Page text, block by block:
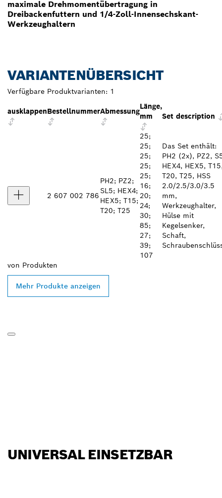
maximale Drehmomentübertragung in
Dreibackenfuttern und 1/4-Zoll-Innensechskant-
Werkzeughaltern
VARIANTENÜBERSICHT
Verfügbare Produktvarianten: 1
ausklappenBestellnummerAbmessung
Länge,
mm
Set description
2 607 002 786
PH2; PZ2;
SL5; HEX4;
HEX5; T15;
T20; T25
25;
25;
25;
25;
25;
16;
20;
24;
30;
85;
27;
39;
107
Das Set enthält:
PH2 (2x), PZ2,
HEX4, HEX5,
T20, T25, HSS
2.0/2.5/3.0/3.5
mm,
Werkzeughalter,
Hülse mit
Kegelsenker,
Schaft,
von Produkten
Mehr Produkte anzeigen
UNIVERSAL EINSETZBAR